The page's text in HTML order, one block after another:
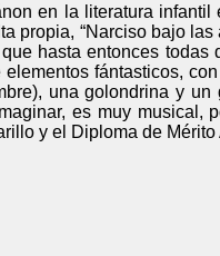
en la literatura
propia, “Narciso bajo
hasta entonces
fántasticos,
una golondrina y
es muy musical,
y el Diploma de Mérito